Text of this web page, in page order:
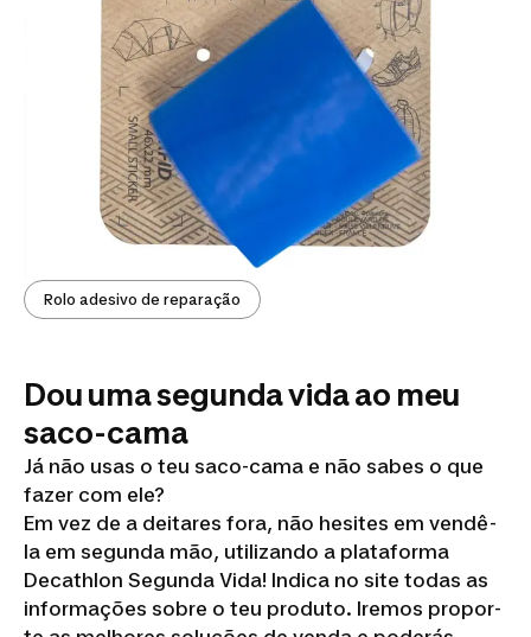
Rolo adesivo de reparação
Dou uma segunda vida ao meu
saco-cama
Já não usas o teu saco-cama e não sabes o que
fazer com ele?
Em vez de a deitares fora, não hesites em vendê-
la em segunda mão, utilizando a plataforma
Decathlon Segunda Vida! Indica no site todas as
informações sobre o teu produto. Iremos propor-